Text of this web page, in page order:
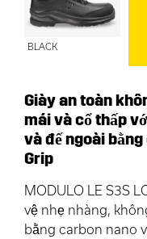
BLACK
Giày an toàn
mái và cổ thấp
và đế ngoài
Grip
MODULO LE S3S
vệ nhẹ nhàng,
bằng carbon nano